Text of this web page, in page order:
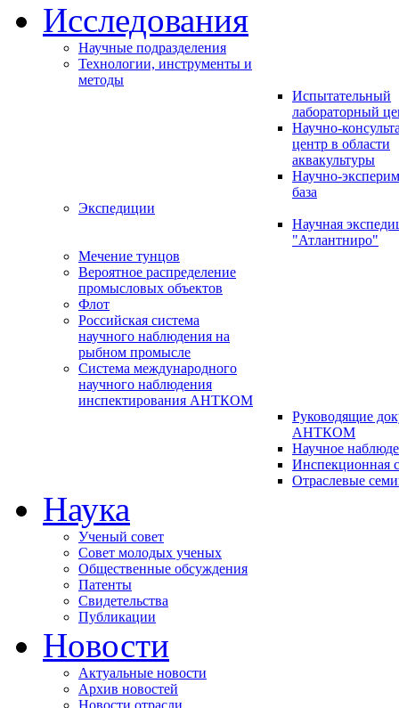
Исследования
Научные подразделения
Технологии, инструменты и
методы
Испытательный
лабораторный
Научно-
центр в области
аквакультуры
Научно-
база
Экспедиции
Научная
"Атлантниро"
Мечение тунцов
Вероятное распределение
промысловых объектов
Флот
Российская система
научного наблюдения на
рыбном промысле
Система международного
научного наблюдения
инспектирования АНТКОМ
Руководящие
АНТКОМ
Научное
Инспекционная
Отраслевые
Наука
Ученый совет
Совет молодых ученых
Общественные обсуждения
Патенты
Свидетельства
Публикации
Новости
Актуальные новости
Архив новостей
Новости отрасли